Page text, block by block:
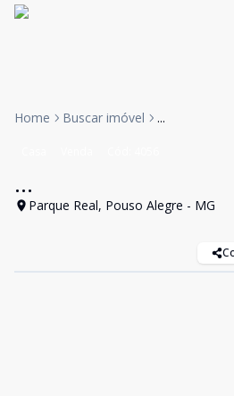
Home Buscar imóvel ...
...
Parque Real, Pouso Alegre - MG